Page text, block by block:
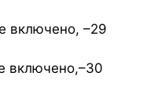
включено, –29
включено,–30